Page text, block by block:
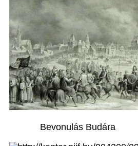
Bevonulás Budára